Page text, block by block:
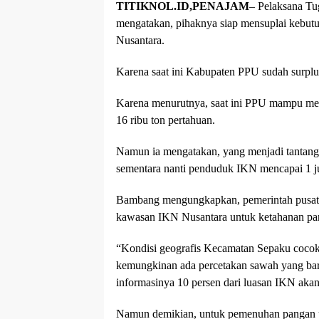
TITIKNOL.ID,PENAJAM– Pelaksana
mengatakan, pihaknya siap mensuplai
Nusantara.
Karena saat ini Kabupaten PPU sudah
Karena menurutnya, saat ini PPU mampu
16 ribu ton pertahuan.
Namun ia mengatakan, yang menjadi
sementara nanti penduduk IKN mencapai 1
Bambang mengungkapkan, pemerintah
kawasan IKN Nusantara untuk ketahanan
“Kondisi geografis Kecamatan Sepaku
kemungkinan ada percetakan sawah yang
informasinya 10 persen dari luasan IKN
Namun demikian, untuk pemenuhan